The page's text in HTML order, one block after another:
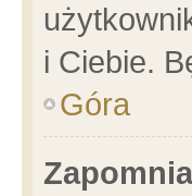
i Ciebie.
Góra